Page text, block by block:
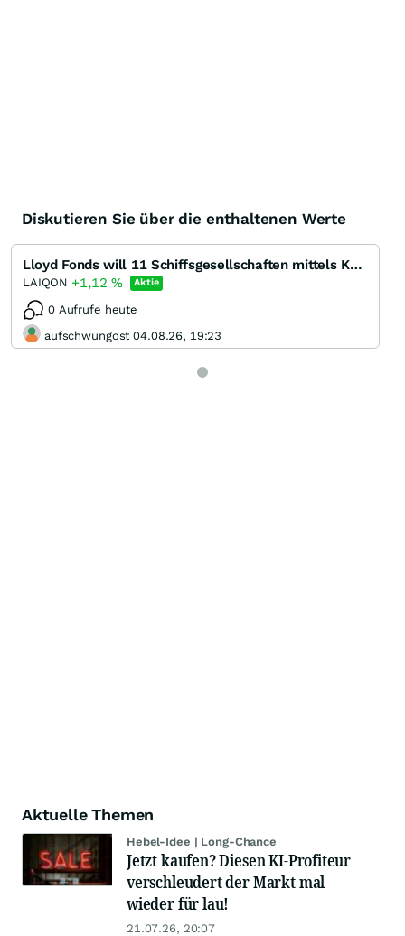
Diskutieren Sie über die enthaltenen Werte
Lloyd Fonds will 11 Schiffsgesellschaften mittels Kapitalerhöhung in die AG integrieren
LAIQON +1,12% Aktie
0 Aufrufe heute
aufschwungost 04.08.26, 19:23
Aktuelle Themen
Hebel-Idee | Long-Chance
Jetzt kaufen? Diesen KI-Profiteur
verschleudert der Markt mal
wieder für lau!
21.07.26, 20:07